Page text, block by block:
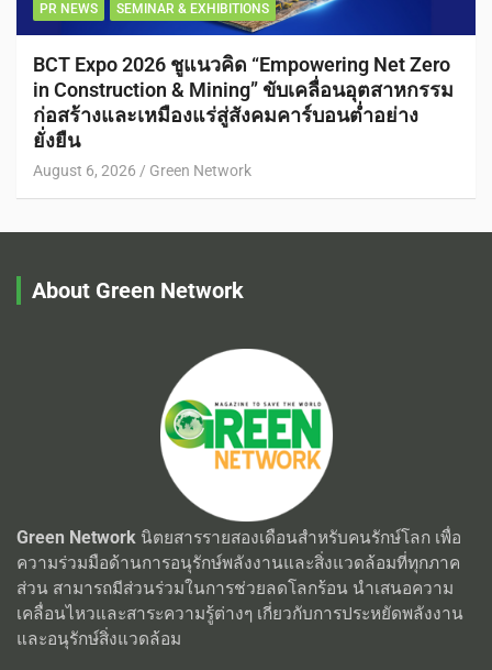
PR NEWS SEMINAR & EXHIBITIONS
BCT Expo 2026 ชูแนวคิด “Empowering Net Zero
in Construction & Mining” ขับเคลื่อนอุตสาหกรรม
ก่อสร้างและเหมืองแร่สู่สังคมคาร์บอนต่ำอย่าง
ยั่งยืน
August 6, 2026 Green Network
About Green Network
Green Network นิตยสารรายสองเดือนสำหรับคนรักษ์โลก เพื่อ
ความร่วมมือด้านการอนุรักษ์พลังงานและสิ่งแวดล้อมที่ทุกภาค
ส่วน สามารถมีส่วนร่วมในการช่วยลดโลกร้อน นำเสนอความ
เคลื่อนไหวและสาระความรู้ต่างๆ เกี่ยวกับการประหยัดพลังงาน
และอนุรักษ์สิ่งแวดล้อม